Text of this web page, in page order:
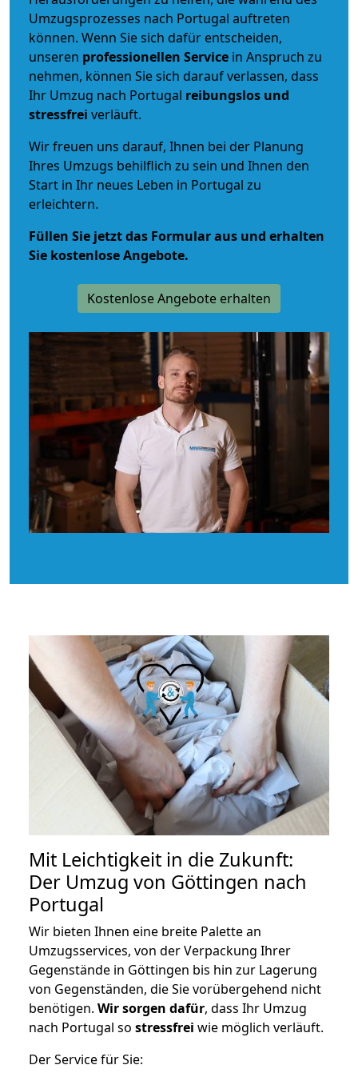
Umzugsprozesses nach Portugal auftreten
können. Wenn Sie sich dafür entscheiden,
unseren professionellen Service in Anspruch zu
nehmen, können Sie sich darauf verlassen, dass
Ihr Umzug nach Portugal reibungslos und
stressfrei verläuft.
Wir freuen uns darauf, Ihnen bei der Planung
Ihres Umzugs behilflich zu sein und Ihnen den
Start in Ihr neues Leben in Portugal zu
erleichtern.
Füllen Sie jetzt das Formular aus und erhalten
Sie kostenlose Angebote.
Kostenlose Angebote erhalten
Mit Leichtigkeit in die Zukunft:
Der Umzug von Göttingen nach
Portugal
Wir bieten Ihnen eine breite Palette an
Umzugsservices, von der Verpackung Ihrer
Gegenstände in Göttingen bis hin zur Lagerung
von Gegenständen, die Sie vorübergehend nicht
benötigen. Wir sorgen dafür, dass Ihr Umzug
nach Portugal so stressfrei wie möglich verläuft.
Der Service für Sie: